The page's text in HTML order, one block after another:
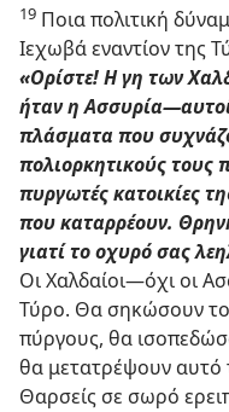
19 Ποια πολιτική
Ιεχωβά εναντίον της
«Ορίστε! Η γη των
ήταν η
πλάσματα που
πολιορκητικούς τους
πυργωτές κατοικίες
που καταρρέουν.
γιατί το οχυρό σας
Οι Χαλδαίοι—όχι οι
Τύρο. Θα σηκώσουν
πύργους, θα
θα μετατρέψουν αυτό
Θαρσείς σε σωρό